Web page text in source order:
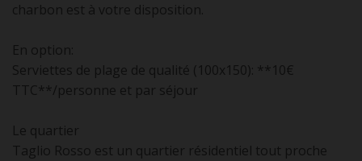
charbon est à votre disposition.
En option:
Serviettes de plage de qualité (100x150): **10€
TTC**/personne et par séjour
Le quartier
Taglio Rosso est un quartier résidentiel tout proche